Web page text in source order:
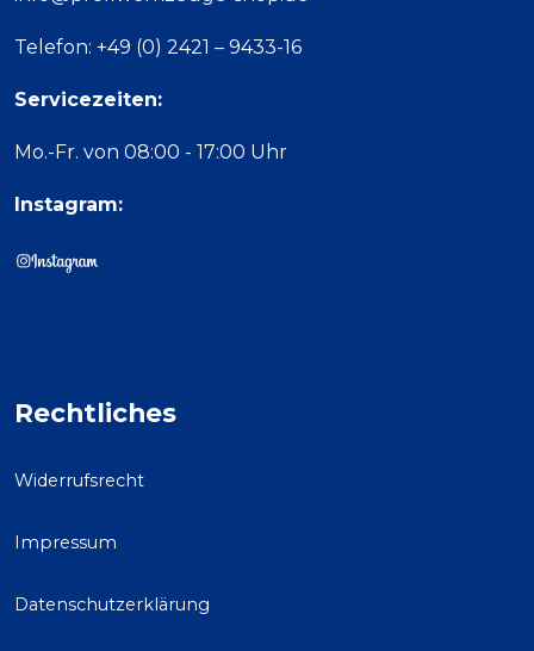
Telefon: +49 (0) 2421 – 9433-16
Servicezeiten:
Mo.-Fr. von 08:00 - 17:00 Uhr
Instagram:
Rechtliches
Widerrufsrecht
Impressum
Datenschutzerklärung